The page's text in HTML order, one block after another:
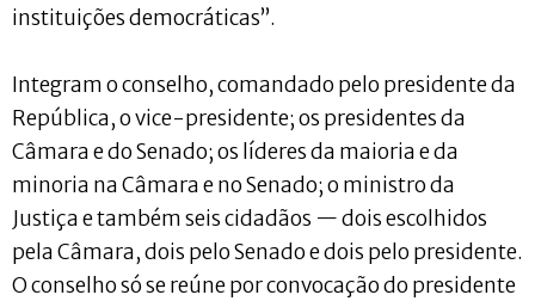
instituições democráticas”.
Integram o conselho, comandado pelo presidente da
República, o vice-presidente; os presidentes da
Câmara e do Senado; os líderes da maioria e da
minoria na Câmara e no Senado; o ministro da
Justiça e também seis cidadãos — dois escolhidos
pela Câmara, dois pelo Senado e dois pelo presidente.
O conselho só se reúne por convocação do presidente